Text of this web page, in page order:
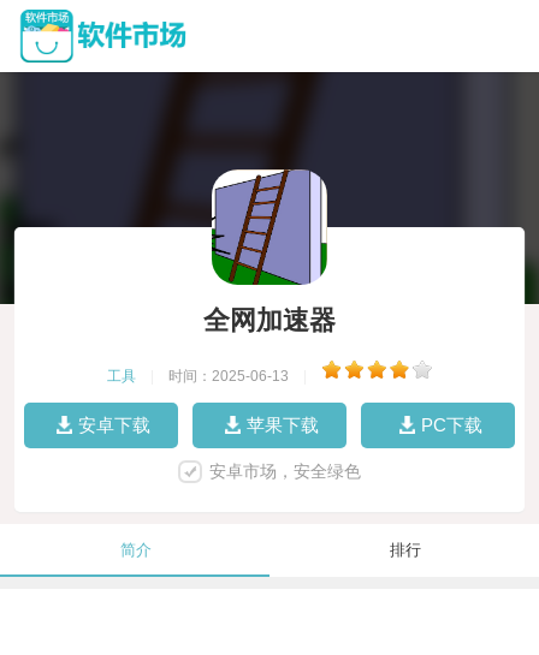
全网加速器
工具 时间：2025-06-13
安卓下载 苹果下载 PC下载
安卓市场，安全绿色
简介 排行